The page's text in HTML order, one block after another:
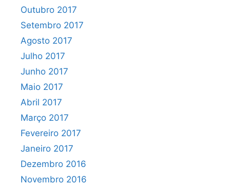
Outubro 2017
Setembro 2017
Agosto 2017
Julho 2017
Junho 2017
Maio 2017
Abril 2017
Março 2017
Fevereiro 2017
Janeiro 2017
Dezembro 2016
Novembro 2016